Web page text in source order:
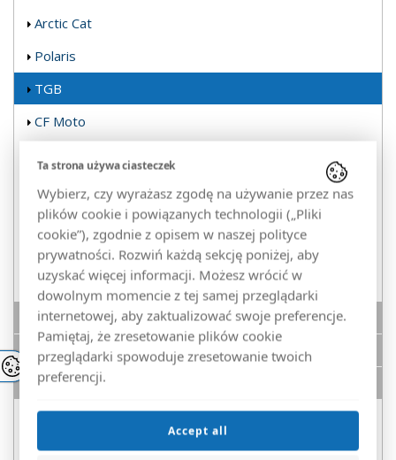
Arctic Cat
Polaris
TGB
CF Moto
Kymco
Honda
Linhai
Kawasaki
UTV
POZOSTAŁE
UTV Buggy
Hisun/Hsun
Suzuki
Ta strona używa ciasteczek
Wybierz, czy wyrażasz zgodę na używanie przez nas
plików cookie i powiązanych technologii („Pliki
cookie”), zgodnie z opisem w naszej polityce
prywatności. Rozwiń każdą sekcję poniżej, aby
uzyskać więcej informacji. Możesz wrócić w
dowolnym momencie z tej samej przeglądarki
internetowej, aby zaktualizować swoje preferencje.
Pamiętaj, że zresetowanie plików cookie
przeglądarki spowoduje zresetowanie twoich
preferencji.
Accept all